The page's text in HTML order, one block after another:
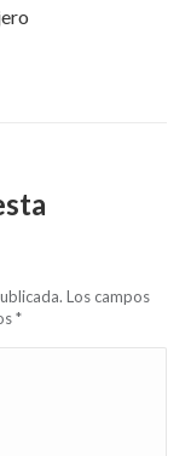
Los campos
*